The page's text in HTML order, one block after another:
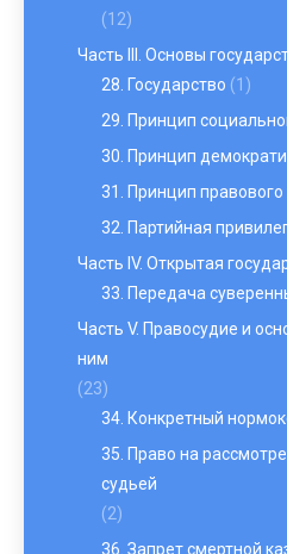
(12)
Часть III. Основы
28. Государство (1)
29. Принцип
30. Принцип
31. Принцип правового
32. Партийная
Часть IV. Открытая
33. Передача
Часть V. Правосудие и
ним
(23)
34. Конкретный
35. Право на
судьей
(2)
36. Запрет смертной